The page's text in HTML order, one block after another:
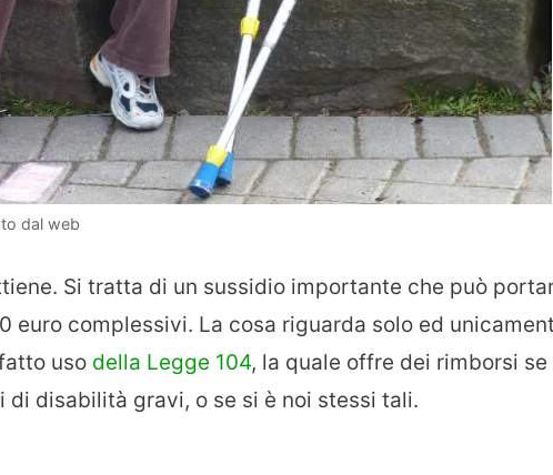
dal web
Si tratta di un sussidio importante che può
euro complessivi. La cosa riguarda solo ed
uso della Legge 104, la quale offre dei rimborsi se
disabilità gravi, o se si è noi stessi tali.